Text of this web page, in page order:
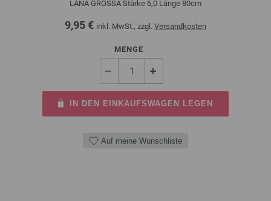
LANA GROSSA Stärke 6,0 Länge 80cm
9,95 € inkl. MwSt., zzgl. Versandkosten
MENGE
IN DEN EINKAUFSWAGEN LEGEN
Auf meine Wunschliste